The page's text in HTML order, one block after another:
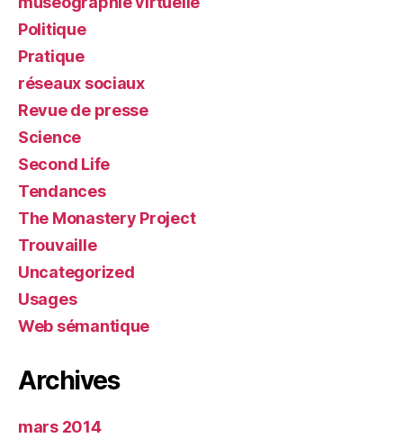
Politique
Pratique
réseaux sociaux
Revue de presse
Science
Second Life
Tendances
The Monastery Project
Trouvaille
Uncategorized
Usages
Web sémantique
Archives
mars 2014